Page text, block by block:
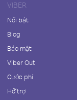
VIBER
Nổi bật
Blog
Bảo mật
Viber Out
Cước phí
Hỗ trợ